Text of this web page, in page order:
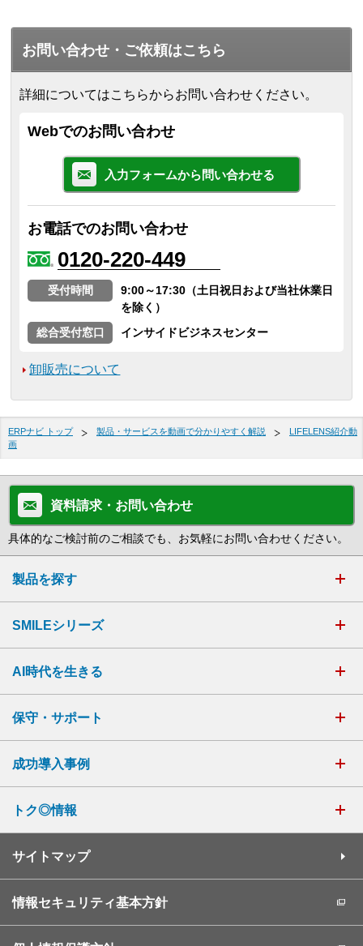
お問い合わせ・ご依頼はこちら
詳細についてはこちらからお問い合わせください。
Webでのお問い合わせ
入力フォームから問い合わせる
お電話でのお問い合わせ
0120-220-449
受付時間
9:00～17:30（土日祝日および当社休業日
を除く）
総合受付窓口
インサイドビジネスセンター
卸販売について
ERPナビ トップ 製品・サービスを動画で分かりやすく解説
LIFELENS紹介動
画
資料請求・お問い合わせ
具体的なご検討前のご相談でも、お気軽にお問い合わせください。
製品を探す
SMILEシリーズ
AI時代を生きる
保守・サポート
成功導入事例
トク◎情報
サイトマップ
情報セキュリティ基本方針